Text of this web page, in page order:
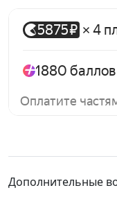
Дополнительные